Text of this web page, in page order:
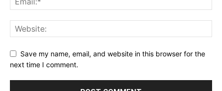
Save my name, email, and website in this browser for the
next time I comment.